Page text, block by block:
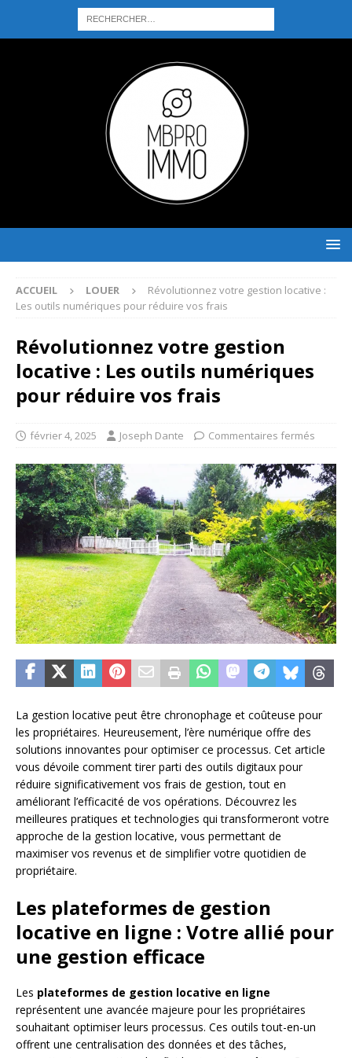
ACCUEIL LOUER
Révolutionnez votre gestion locative :
Les outils numériques pour réduire vos frais
Révolutionnez votre gestion
locative : Les outils numériques
pour réduire vos frais
février 4, 2025 Joseph Dante Commentaires fermés
La gestion locative peut être chronophage et coûteuse pour
les propriétaires. Heureusement, l’ère numérique offre des
solutions innovantes pour optimiser ce processus. Cet article
vous dévoile comment tirer parti des outils digitaux pour
réduire significativement vos frais de gestion, tout en
améliorant l’efficacité de vos opérations. Découvrez les
meilleures pratiques et technologies qui transformeront votre
approche de la gestion locative, vous permettant de
maximiser vos revenus et de simplifier votre quotidien de
propriétaire.
Les plateformes de gestion
locative en ligne : Votre allié pour
une gestion efficace
Les plateformes de gestion locative en ligne
représentent une avancée majeure pour les propriétaires
souhaitant optimiser leurs processus. Ces outils tout-en-un
offrent une centralisation des données et des tâches,